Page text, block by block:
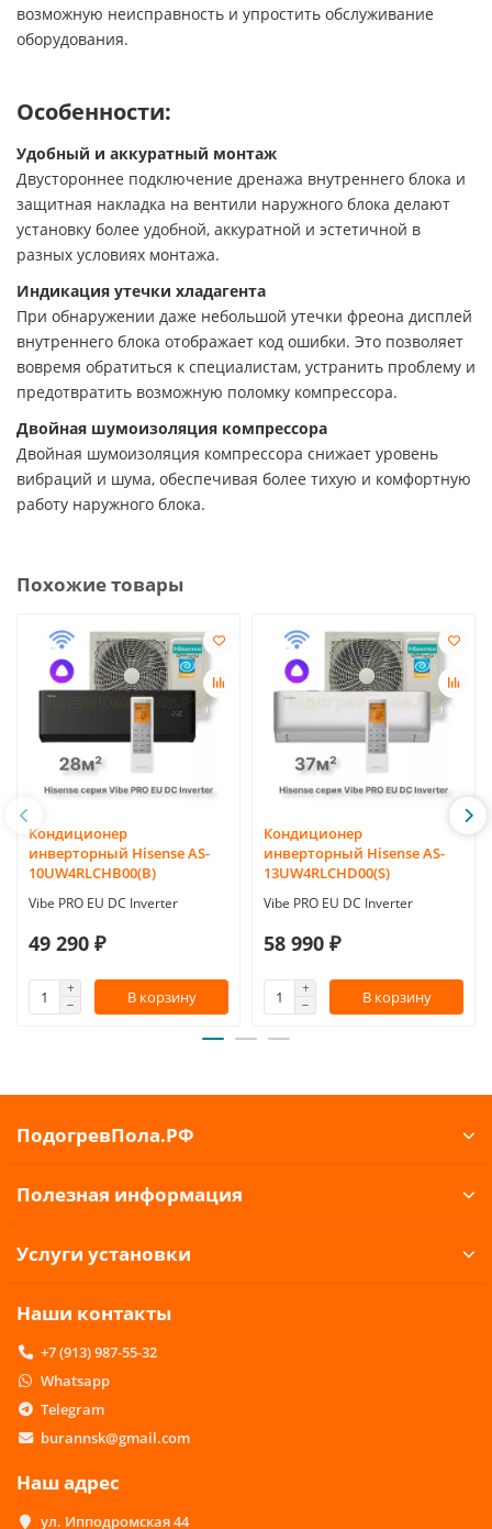
возможную неисправность и упростить обслуживание
оборудования.
Особенности:
Удобный и аккуратный монтаж
Двустороннее подключение дренажа внутреннего блока и
защитная накладка на вентили наружного блока делают
установку более удобной, аккуратной и эстетичной в
разных условиях монтажа.
Индикация утечки хладагента
При обнаружении даже небольшой утечки фреона дисплей
внутреннего блока отображает код ошибки. Это позволяет
вовремя обратиться к специалистам, устранить проблему и
предотвратить возможную поломку компрессора.
Двойная шумоизоляция компрессора
Двойная шумоизоляция компрессора снижает уровень
вибраций и шума, обеспечивая более тихую и комфортную
работу наружного блока.
Похожие товары
Кондиционер
инверторный Hisense AS-
10UW4RLCHB00(B)
Vibe PRO EU DC Inverter
49 290 ₽
В корзину
Кондиционер
инверторный Hisense AS-
13UW4RLCHD00(S)
Vibe PRO EU DC Inverter
58 990 ₽
В корзину
ПодогревПола.РФ
Полезная информация
Услуги установки
Наши контакты
+7 (913) 987-55-32
Whatsapp
Telegram
burannsk@gmail.com
Наш адрес
ул. Ипподромская 44